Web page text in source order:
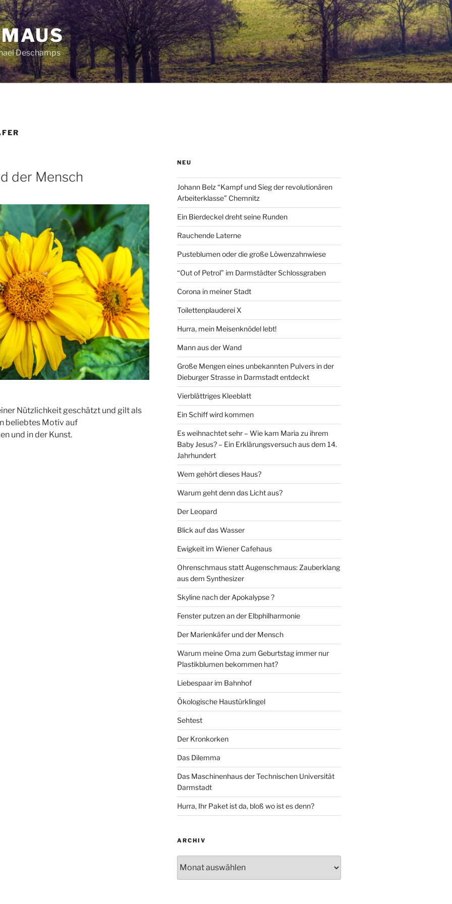
Deschamps
der Mensch
Nützlichkeit geschätzt und gilt als
beliebtes Motiv auf
und in der Kunst.
NEU
Johann Belz “Kampf und Sieg der revolutionären
Arbeiterklasse” Chemnitz
Ein Bierdeckel dreht seine Runden
Rauchende Laterne
Pusteblumen oder die große Löwenzahnwiese
“Out of Petrol” im Darmstädter Schlossgraben
Corona in meiner Stadt
Toilettenplauderei X
Hurra, mein Meisenknödel lebt!
Mann aus der Wand
Große Mengen eines unbekannten Pulvers in der
Dieburger Strasse in Darmstadt entdeckt
Vierblättriges Kleeblatt
Ein Schiff wird kommen
Es weihnachtet sehr – Wie kam Maria zu ihrem
Baby Jesus? – Ein Erklärungsversuch aus dem 14.
Jahrhundert
Wem gehört dieses Haus?
Warum geht denn das Licht aus?
Der Leopard
Blick auf das Wasser
Ewigkeit im Wiener Cafehaus
Ohrenschmaus statt Augenschmaus: Zauberklang
aus dem Synthesizer
Skyline nach der Apokalypse ?
Fenster putzen an der Elbphilharmonie
Der Marienkäfer und der Mensch
Warum meine Oma zum Geburtstag immer nur
Plastikblumen bekommen hat?
Liebespaar im Bahnhof
Ökologische Haustürklingel
Sehtest
Der Kronkorken
Das Dilemma
Das Maschinenhaus der Technischen Universität
Darmstadt
Hurra, Ihr Paket ist da, bloß wo ist es denn?
ARCHIV